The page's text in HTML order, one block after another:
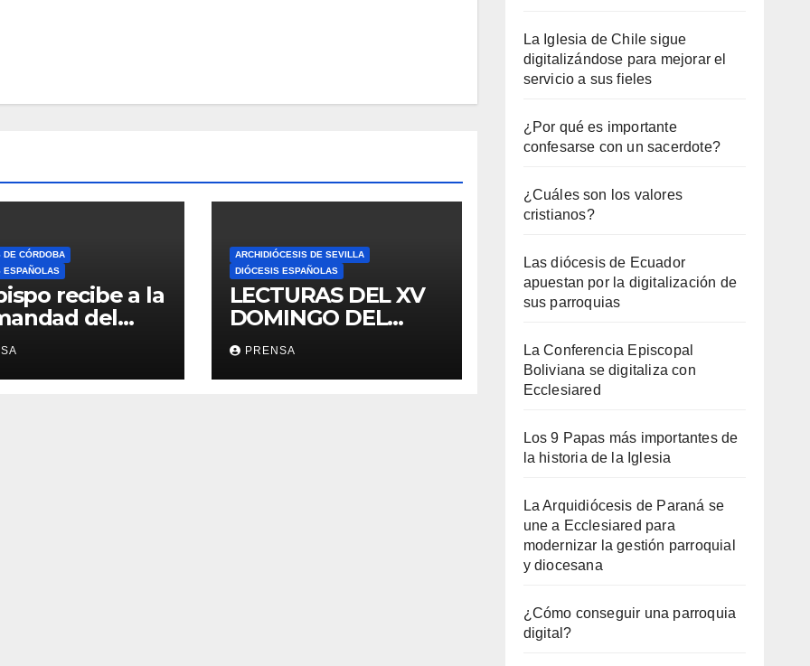
DE CÓRDOBA
ESPAÑOLAS
recibe a la
del
ARCHIDIÓCESIS DE SEVILLA
DIÓCESIS ESPAÑOLAS
LECTURAS DEL XV
DOMINGO DEL
TIEMPO
ORDINARIO (A)
PRENSA
La Iglesia de Chile sigue
digitalizándose para mejorar el
servicio a sus fieles
¿Por qué es importante
confesarse con un sacerdote?
¿Cuáles son los valores
cristianos?
Las diócesis de Ecuador
apuestan por la digitalización de
sus parroquias
La Conferencia Episcopal
Boliviana se digitaliza con
Ecclesiared
Los 9 Papas más importantes de
la historia de la Iglesia
La Arquidiócesis de Paraná se
une a Ecclesiared para
modernizar la gestión parroquial
y diocesana
¿Cómo conseguir una parroquia
digital?